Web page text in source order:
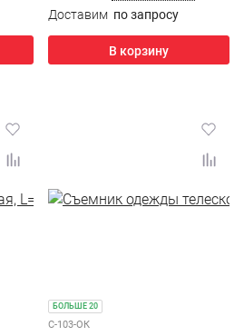
Доставим по запросу
В корзину
БОЛЬШЕ 20
С-103-ОК